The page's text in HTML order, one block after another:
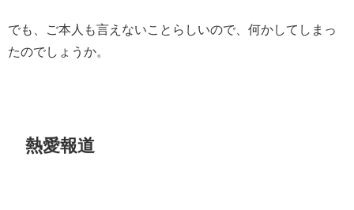
でも、ご本人も言えないことらしいので、何かしてしまっ
たのでしょうか。
熱愛報道